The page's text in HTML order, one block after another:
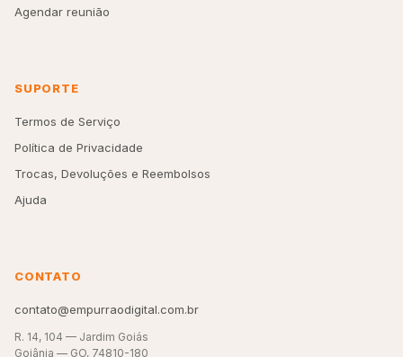
Agendar reunião
SUPORTE
Termos de Serviço
Política de Privacidade
Trocas, Devoluções e Reembolsos
Ajuda
CONTATO
contato@empurraodigital.com.br
R. 14, 104 — Jardim Goiás
Goiânia — GO, 74810-180